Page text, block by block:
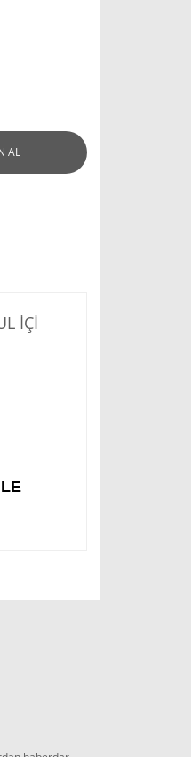
AL
İÇİ